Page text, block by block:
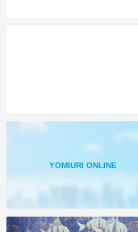
YOMIURI ONLINE